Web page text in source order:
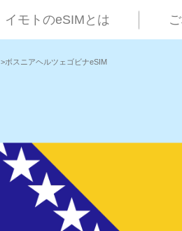
イモトのeSIMとは
>ボスニアヘルツェゴビナeSIM